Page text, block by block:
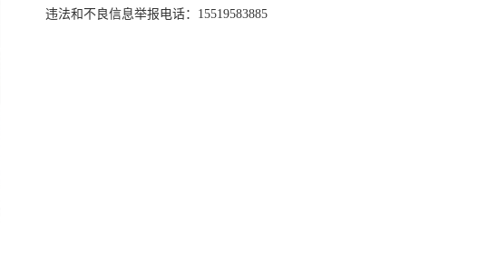
违法和不良信息举报电话：15519583885